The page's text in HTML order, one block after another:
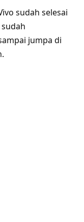
sudah selesai
jumpa di